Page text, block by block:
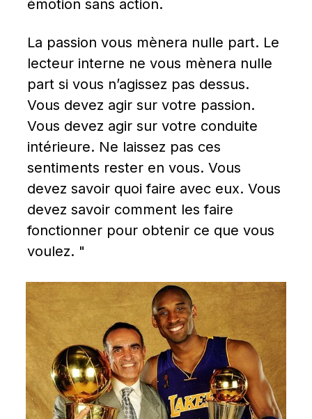
émotion sans action.
La passion vous mènera nulle part. Le
lecteur interne ne vous mènera nulle
part si vous n’agissez pas dessus.
Vous devez agir sur votre passion.
Vous devez agir sur votre conduite
intérieure. Ne laissez pas ces
sentiments rester en vous. Vous
devez savoir quoi faire avec eux. Vous
devez savoir comment les faire
fonctionner pour obtenir ce que vous
voulez. "